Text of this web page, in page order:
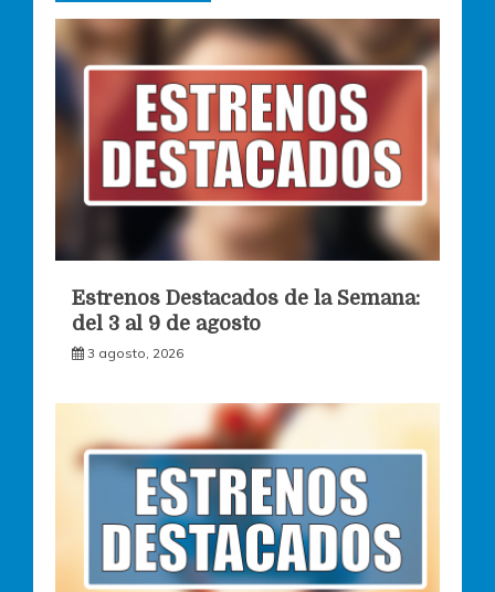
Estrenos Destacados de la Semana:
del 3 al 9 de agosto
3 agosto, 2026